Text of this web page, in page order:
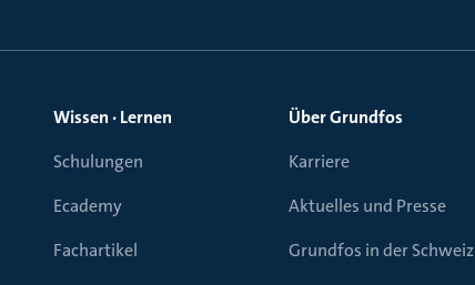
Wissen · Lernen
Schulungen
Ecademy
Fachartikel
Über Grundfos
Karriere
Aktuelles und Presse
Grundfos in der Schweiz